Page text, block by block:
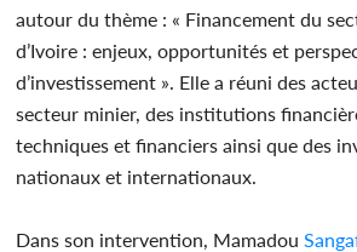
autour du thème : « Financement du
d’Ivoire : enjeux, opportunités et
d’investissement ». Elle a réuni des
secteur minier, des institutions
techniques et financiers ainsi que des
nationaux et internationaux.
Dans son intervention, Mamadou